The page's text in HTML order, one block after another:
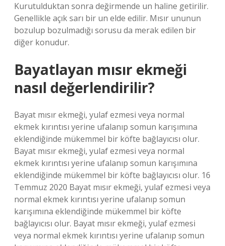
Kurutulduktan sonra değirmende un haline getirilir.
Genellikle açık sarı bir un elde edilir. Mısır ununun
bozulup bozulmadığı sorusu da merak edilen bir
diğer konudur.
Bayatlayan mısır ekmeği
nasıl değerlendirilir?
Bayat mısır ekmeği, yulaf ezmesi veya normal
ekmek kırıntısı yerine ufalanıp somun karışımına
eklendiğinde mükemmel bir köfte bağlayıcısı olur.
Bayat mısır ekmeği, yulaf ezmesi veya normal
ekmek kırıntısı yerine ufalanıp somun karışımına
eklendiğinde mükemmel bir köfte bağlayıcısı olur. 16
Temmuz 2020 Bayat mısır ekmeği, yulaf ezmesi veya
normal ekmek kırıntısı yerine ufalanıp somun
karışımına eklendiğinde mükemmel bir köfte
bağlayıcısı olur. Bayat mısır ekmeği, yulaf ezmesi
veya normal ekmek kırıntısı yerine ufalanıp somun